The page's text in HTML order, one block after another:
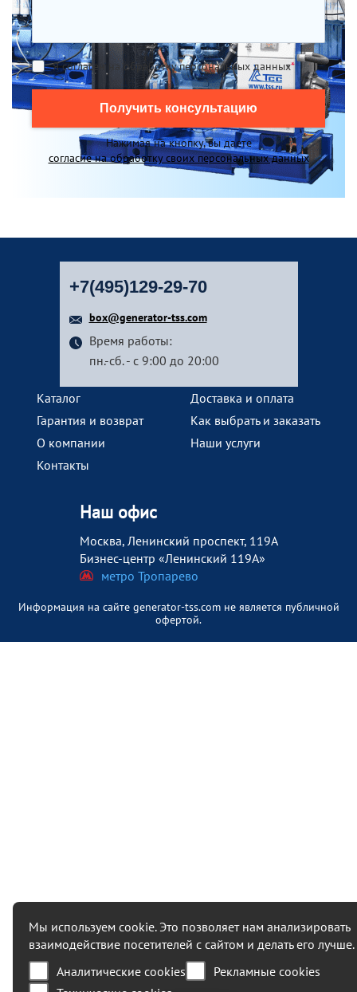
Я согласен на обработку персональных данных*
Получить консультацию
Нажимая на кнопку, вы даете
согласие на обработку своих персональных данных
+7(495)129-29-70
box@generator-tss.com
Время работы:
пн.-сб. - с 9:00 до 20:00
Каталог
Доставка и оплата
Гарантия и возврат
Как выбрать и заказать
О компании
Наши услуги
Контакты
Наш офис
Москва, Ленинский проспект, 119А
Бизнес-центр «Ленинский 119А»
метро Тропарево
Информация на сайте generator-tss.com не является публичной
офертой.
Мы используем cookie. Это позволяет нам анализировать
взаимодействие посетителей с сайтом и делать его лучше.
Аналитические cookies
Рекламные cookies